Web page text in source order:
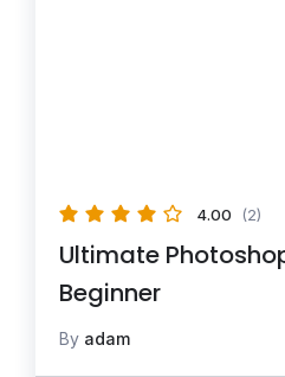
4.00 (2)
Ultimate
Beginner
By adam